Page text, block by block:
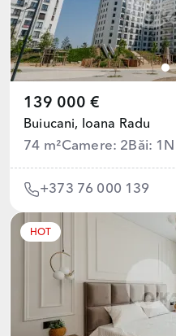
139 000 €
Buiucani, Ioana Radu
74 m²Camere: 2 Băi: 1
+373 76 000 139
HOT